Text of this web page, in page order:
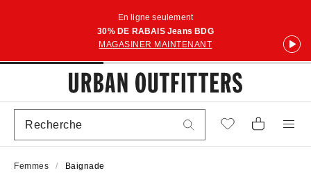
En ligne seulement
30% DE RABAIS Jeans BDG
MAGASINER MAINTENANT
Femmes Baignade